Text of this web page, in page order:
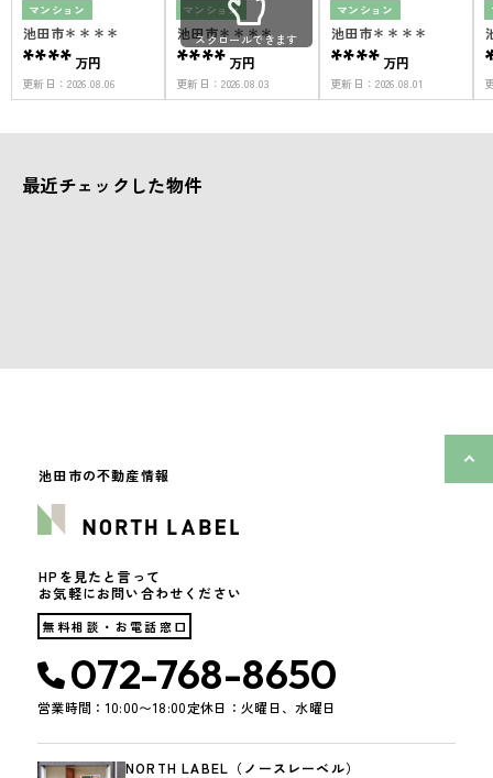
マンション
池田市＊＊＊＊
**** 万円
更新日：2026.08.06
マンション
池田市＊＊＊＊
**** 万円
更新日：2026.08.03
マンション
池田市＊＊＊＊
**** 万円
更新日：2026.08.01
スクロールできます
最近チェックした物件
池田市の不動産情報
HPを見たと言って
お気軽にお問い合わせください
無料相談・お電話窓口
072-768-8650
営業時間：10:00〜18:00定休日：火曜日、水曜日
NORTH LABEL（ノースレーベル）